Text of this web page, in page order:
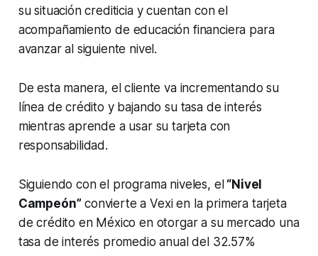
su situación crediticia y cuentan con el
acompañamiento de educación financiera para
avanzar al siguiente nivel.
De esta manera, el cliente va incrementando su
línea de crédito y bajando su tasa de interés
mientras aprende a usar su tarjeta con
responsabilidad.
Siguiendo con el programa niveles, el“Nivel
Campeón” convierte a Vexi en la primera tarjeta
de crédito en México en otorgar a su mercado una
tasa de interés promedio anual del 32.57%